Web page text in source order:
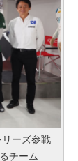
ーズ参戦
チーム